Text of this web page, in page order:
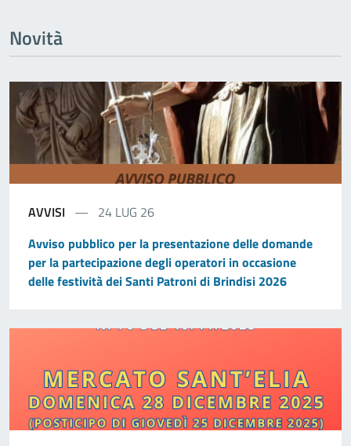
Novità
AVVISI
24 LUG 26
Avviso pubblico per la presentazione delle domande
per la partecipazione degli operatori in occasione
delle festività dei Santi Patroni di Brindisi 2026